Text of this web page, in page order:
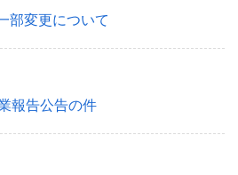
部変更について
報告公告の件